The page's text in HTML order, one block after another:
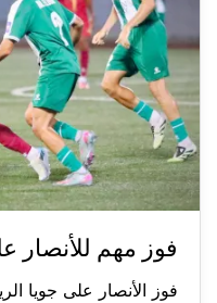
فوز مهم